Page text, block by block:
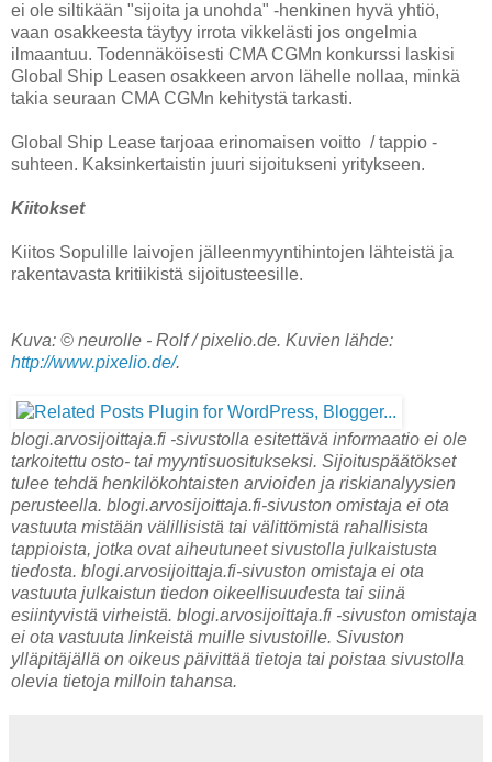
ei ole siltikään "sijoita ja unohda" -henkinen hyvä yhtiö,
vaan osakkeesta täytyy irrota vikkelästi jos ongelmia
ilmaantuu. Todennäköisesti CMA CGMn konkurssi laskisi
Global Ship Leasen osakkeen arvon lähelle nollaa, minkä
takia seuraan CMA CGMn kehitystä tarkasti.
Global Ship Lease tarjoaa erinomaisen voitto / tappio -
suhteen. Kaksinkertaistin juuri sijoitukseni yritykseen.
Kiitokset
Kiitos Sopulille laivojen jälleenmyyntihintojen lähteistä ja
rakentavasta kritiikistä sijoitusteesille.
Kuva: © neurolle - Rolf / pixelio.de. Kuvien lähde:
http://www.pixelio.de/.
blogi.arvosijoittaja.fi -sivustolla esitettävä informaatio ei ole
tarkoitettu osto- tai myyntisuositukseksi. Sijoituspäätökset
tulee tehdä henkilökohtaisten arvioiden ja riskianalyysien
perusteella. blogi.arvosijoittaja.fi-sivuston omistaja ei ota
vastuuta mistään välillisistä tai välittömistä rahallisista
tappioista, jotka ovat aiheutuneet sivustolla julkaistusta
tiedosta. blogi.arvosijoittaja.fi-sivuston omistaja ei ota
vastuuta julkaistun tiedon oikeellisuudesta tai siinä
esiintyvistä virheistä. blogi.arvosijoittaja.fi -sivuston omistaja
ei ota vastuuta linkeistä muille sivustoille. Sivuston
ylläpitäjällä on oikeus päivittää tietoja tai poistaa sivustolla
olevia tietoja milloin tahansa.